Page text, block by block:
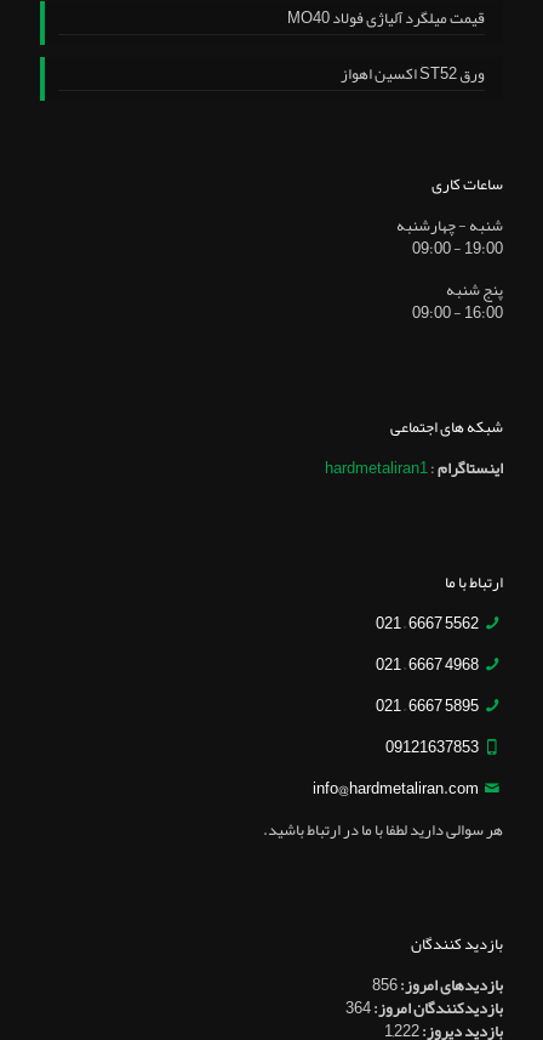
قیمت میلگرد آلیاژی فولاد MO40
ورق ST52 اکسین اهواز
ساعات کاری
شنبه - چهارشنبه
19:00 - 09:00
پنج شنبه
16:00 - 09:00
شبکه های اجتماعی
اینستاگرام:
hardmetaliran1
ارتباط با ما
5562 6667 – 021
4968 6667 – 021
5895 6667 – 021
09121637853
info@hardmetaliran.com
هر سوالی دارید لطفا با ما در ارتباط باشید.
بازدید کنندگان
بازدیدهای امروز:856
بازدیدکنندگان امروز:364
بازدید دیروز:1,222